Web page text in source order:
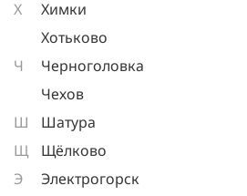
Х
Химки
Хотьково
Ч
Черноголовка
Чехов
Ш
Шатура
Щ
Щёлково
Э
Электрогорск